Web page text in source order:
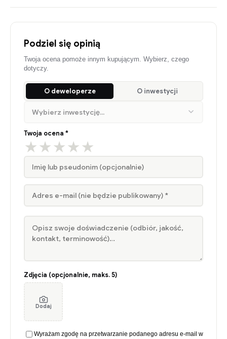
Podziel się opinią
Twoja ocena pomoże innym kupującym. Wybierz, czego
dotyczy.
O deweloperze O inwestycji
Twoja ocena *
★
★
★
★
★
Zdjęcia (opcjonalnie, maks. 5)
Dodaj
Wyrażam zgodę na przetwarzanie podanego adresu e-mail w